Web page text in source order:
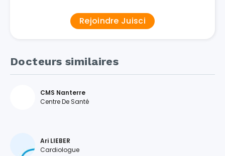
Rejoindre Juisci
Docteurs similaires
CMS Nanterre
Centre De Santé
Ari LIEBER
Cardiologue